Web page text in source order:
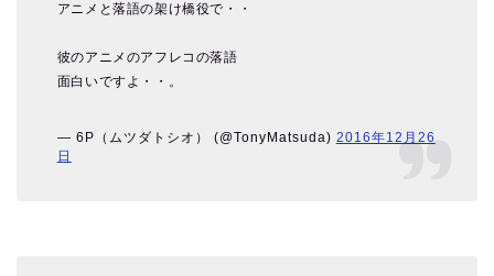
アニメと落語の架け橋役で・・
彼のアニメのアフレコの落語
面白いですよ・・。
— 6P（ムツダトシオ） (@TonyMatsuda) 2016年12月26
日